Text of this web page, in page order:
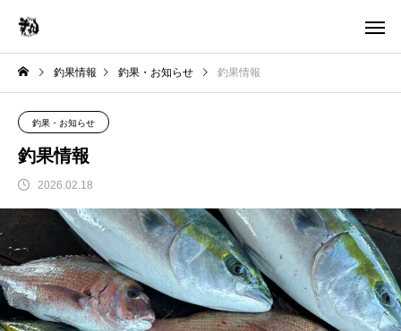
釣果情報 釣果・お知らせ 釣果情報
釣果・お知らせ
釣果情報
2026.02.18